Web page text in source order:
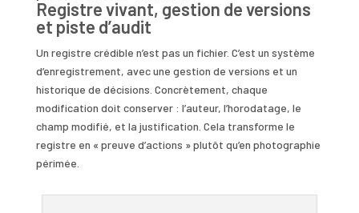
Registre vivant, gestion de versions
et piste d’audit
Un registre crédible n’est pas un fichier. C’est un système
d’enregistrement, avec une gestion de versions et un
historique de décisions. Concrètement, chaque
modification doit conserver : l’auteur, l’horodatage, le
champ modifié, et la justification. Cela transforme le
registre en « preuve d’actions » plutôt qu’en photographie
périmée.